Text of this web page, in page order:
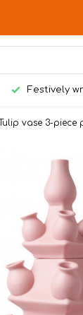
Festively
Tulip vase 3-piece